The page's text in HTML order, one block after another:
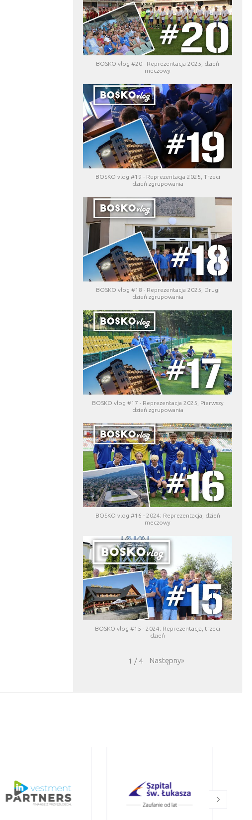
BOSKO vlog #20 - Reprezentacja 2025, dzień
meczowy
BOSKO vlog #19 - Reprezentacja 2025, Trzeci
dzień zgrupowania
BOSKO vlog #18 - Reprezentacja 2025, Drugi
dzień zgrupowania
BOSKO vlog #17 - Reprezentacja 2025, Pierwszy
dzień zgrupowania
BOSKO vlog #16 - 2024; Reprezentacja, dzień
meczowy
BOSKO vlog #15 - 2024; Reprezentacja, trzeci
dzień
1 / 4 Następny»